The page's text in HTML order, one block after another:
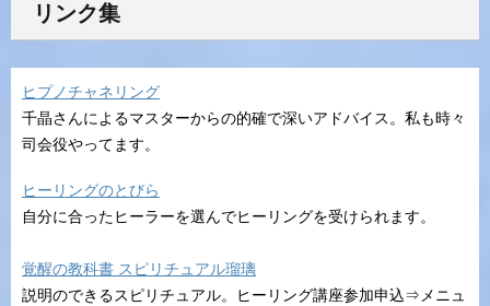
リンク集
ヒプノチャネリング
千晶さんによるマスターからの的確で深いアドバイス。私も時々
司会役やってます。
ヒーリングのとびら
自分に合ったヒーラーを選んでヒーリングを受けられます。
覚醒の教科書 スピリチュアル瑠璃
説明のできるスピリチュアル。ヒーリング講座参加申込⇒メニュ